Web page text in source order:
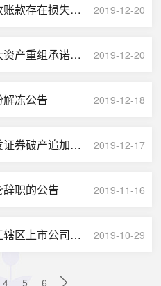
祥源文化关于部分应收账款存在损失可能的提示性公告 2019-12-20
祥源文化关于收到重大资产重组承诺补偿款的公告 2019-12-20
冻公告 2019-12-18
祥源文化关于收到闽发证券破产追加分配资金的公告 2019-12-17
职的公告 2019-11-16
祥源文化关于参加浙江辖区上市公司投资者网上集体接待日活动的公告 2019-10-29
4 5 6